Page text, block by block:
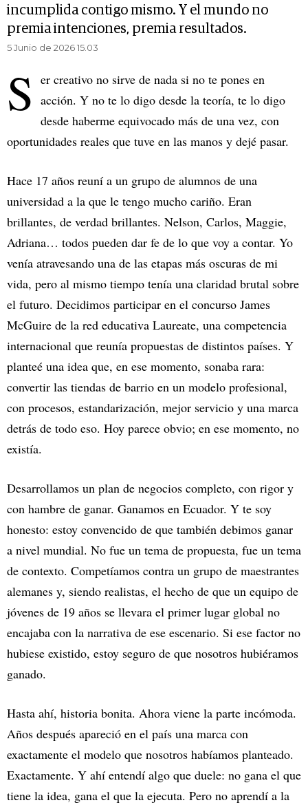
incumplida contigo mismo. Y el mundo no
premia intenciones, premia resultados.
5 Junio de 2026 15.03
S er creativo no sirve de nada si no te pones en
acción. Y no te lo digo desde la teoría, te lo digo
desde haberme equivocado más de una vez, con
oportunidades reales que tuve en las manos y dejé pasar.
Hace 17 años reuní a un grupo de alumnos de una
universidad a la que le tengo mucho cariño. Eran
brillantes, de verdad brillantes. Nelson, Carlos, Maggie,
Adriana… todos pueden dar fe de lo que voy a contar. Yo
venía atravesando una de las etapas más oscuras de mi
vida, pero al mismo tiempo tenía una claridad brutal sobre
el futuro. Decidimos participar en el concurso James
McGuire de la red educativa Laureate, una competencia
internacional que reunía propuestas de distintos países. Y
planteé una idea que, en ese momento, sonaba rara:
convertir las tiendas de barrio en un modelo profesional,
con procesos, estandarización, mejor servicio y una marca
detrás de todo eso. Hoy parece obvio; en ese momento, no
existía.
Desarrollamos un plan de negocios completo, con rigor y
con hambre de ganar. Ganamos en Ecuador. Y te soy
honesto: estoy convencido de que también debimos ganar
a nivel mundial. No fue un tema de propuesta, fue un tema
de contexto. Competíamos contra un grupo de maestrantes
alemanes y, siendo realistas, el hecho de que un equipo de
jóvenes de 19 años se llevara el primer lugar global no
encajaba con la narrativa de ese escenario. Si ese factor no
hubiese existido, estoy seguro de que nosotros hubiéramos
ganado.
Hasta ahí, historia bonita. Ahora viene la parte incómoda.
Años después apareció en el país una marca con
exactamente el modelo que nosotros habíamos planteado.
Exactamente. Y ahí entendí algo que duele: no gana el que
tiene la idea, gana el que la ejecuta. Pero no aprendí a la